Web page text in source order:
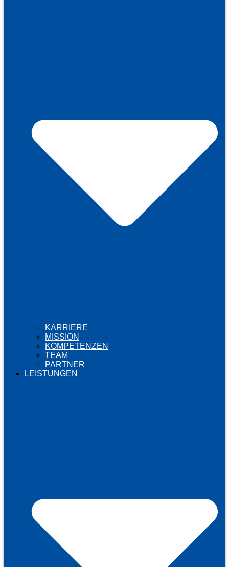
KARRIERE
MISSION
KOMPETENZEN
TEAM
PARTNER
LEISTUNGEN